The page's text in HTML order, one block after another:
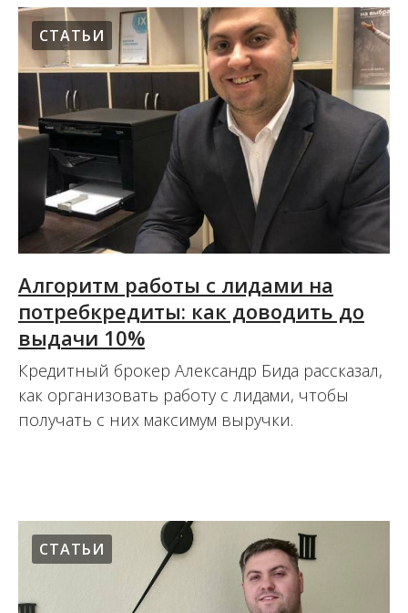
СТАТЬИ
Алгоритм работы с лидами на
потребкредиты: как доводить до
выдачи 10%
Кредитный брокер Александр Бида рассказал,
как организовать работу с лидами, чтобы
получать с них максимум выручки.
СТАТЬИ